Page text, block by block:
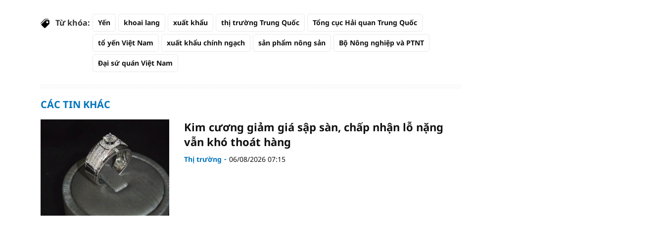
Từ khóa: Yến khoai lang xuất khẩu thị trường Trung Quốc Tổng cục Hải quan Trung Quốc
tổ yến Việt Nam xuất khẩu chính ngạch sản phẩm nông sản Bộ Nông nghiệp và PTNT
Đại sứ quán Việt Nam
CÁC TIN KHÁC
Kim cương giảm giá sập sàn, chấp nhận lỗ nặng
vẫn khó thoát hàng
Thị trường 06/08/2026 07:15